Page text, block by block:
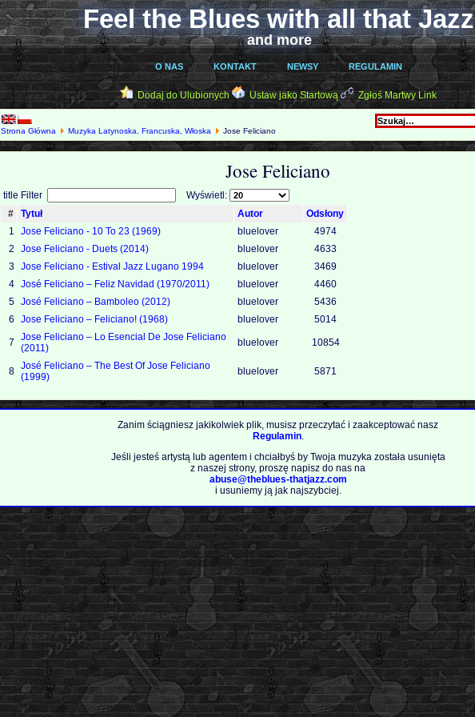
Feel the Blues with all that Jazz
and more
O NAS KONTAKT NEWSY REGULAMIN
Dodaj do Ulubionych Ustaw jako Startową Zgłoś Martwy Link
Strona Główna Muzyka Latynoska, Francuska, Włoska Jose Feliciano
Jose Feliciano
title Filter
Wyświetl:
#
Tytuł Autor
Odsłony
1
Jose Feliciano - 10 To 23 (1969) bluelover
4974
2
Jose Feliciano - Duets (2014) bluelover
4633
3 Jose Feliciano - Estival Jazz Lugano 1994 bluelover
3469
4 José Feliciano ‎– Feliz Navidad (1970/2011) bluelover
4460
5 José Feliciano – Bamboleo (2012) bluelover
5436
6
Jose Feliciano – Feliciano! (1968) bluelover 5014
7
Jose Feliciano – Lo Esencial De Jose Feliciano
(2011)
bluelover 10854
8 José Feliciano – The Best Of Jose Feliciano
(1999)
bluelover 5871
Zanim ściągniesz jakikolwiek plik, musisz przeczytać i zaakceptować nasz
Regulamin.
Jeśli jesteś artystą lub agentem i chciałbyś by Twoja muzyka została usunięta
z naszej strony, proszę napisz do nas na
abuse@theblues-thatjazz.com
i usuniemy ją jak najszybciej.